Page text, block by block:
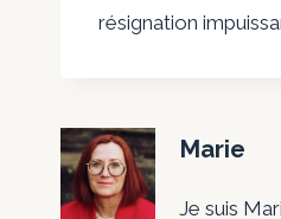
résignation
Marie
Je suis